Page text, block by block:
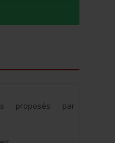
proposés par